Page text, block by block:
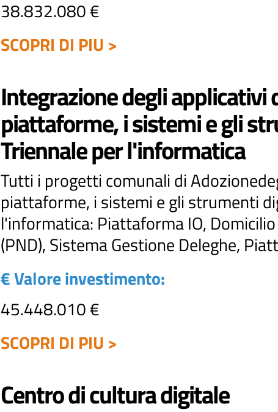
38.832.080 €
SCOPRI DI PIU >
Integrazione degli applicativi
piattaforme, i sistemi e gli
Triennale per l'informatica
Tutti i progetti comunali di
piattaforme, i sistemi e gli strumenti
l'informatica: Piattaforma IO,
(PND), Sistema Gestione Deleghe,
€ Valore investimento:
45.448.010 €
SCOPRI DI PIU >
Centro di cultura digitale